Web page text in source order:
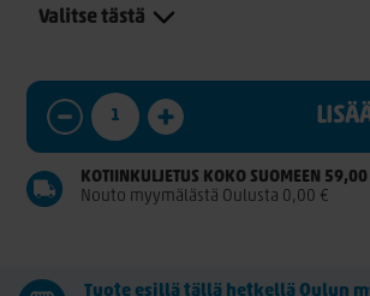
Valitse tästä
KOTIINKULJETUS KOKO SUOMEEN
Nouto myymälästä Oulusta 0,00 €
Tuote esillä tällä hetkellä Oulun